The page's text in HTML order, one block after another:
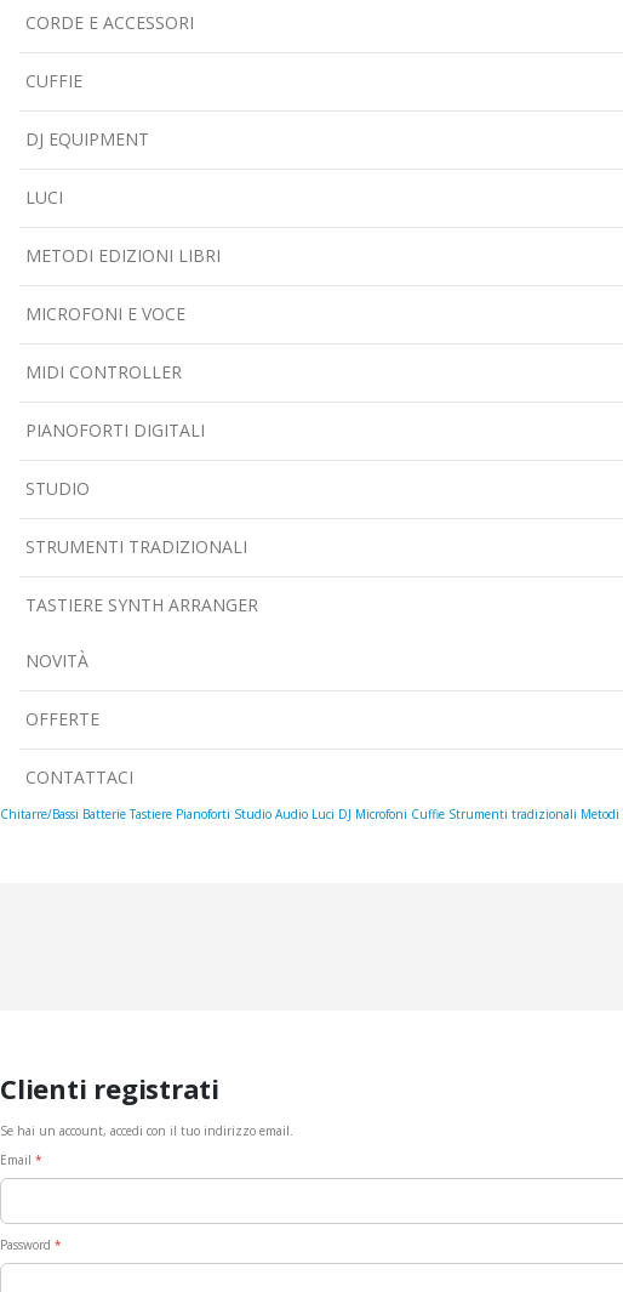
CORDE E ACCESSORI
CUFFIE
DJ EQUIPMENT
LUCI
METODI EDIZIONI LIBRI
MICROFONI E VOCE
MIDI CONTROLLER
PIANOFORTI DIGITALI
STUDIO
STRUMENTI TRADIZIONALI
TASTIERE SYNTH ARRANGER
NOVITÀ
OFFERTE
CONTATTACI
Chitarre/Bassi Batterie Tastiere Pianoforti Studio Audio Luci DJ Microfoni Cuffie Strumenti tradizionali Metodi
Clienti registrati
Se hai un account, accedi con il tuo indirizzo email.
Email
Password